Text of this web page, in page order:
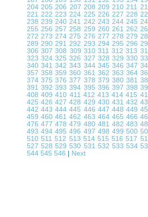
204205206 207 208 209210211
221222223224 225 226 227 228
238239240241 242 243 244 245
255256257258 259 260 261 262
272273274275 276 277 278 279
289290291292 293 294 295 296
306307308 309 310 311312313
323324325326 327 328 329 330
340341342343 344 345 346 347
357358359360 361 362 363 364
374375376377 378 379 380 381
391392393394 395 396 397 398
408409410 411 412 413414415
425426427428 429 430 431 432
442443444445 446 447 448 449
459460461462 463 464 465 466
476477478479 480 481 482 483
493494495496 497 498 499 500
510 511 512 513 514 515 516 517
527 528 529 530 531 532 533 534
544 545 546 Next